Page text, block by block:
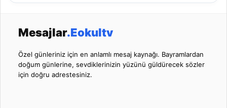
Mesajlar.Eokultv
Özel günleriniz için en anlamlı mesaj kaynağı. Bayramlardan
doğum günlerine, sevdiklerinizin yüzünü güldürecek sözler
için doğru adrestesiniz.